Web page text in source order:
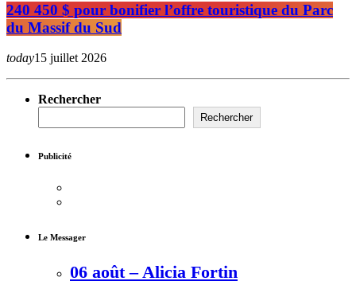
240 450 $ pour bonifier l’offre touristique du Parc
du Massif du Sud
today15 juillet 2026
Rechercher
Rechercher
Publicité
Le Messager
06 août – Alicia Fortin